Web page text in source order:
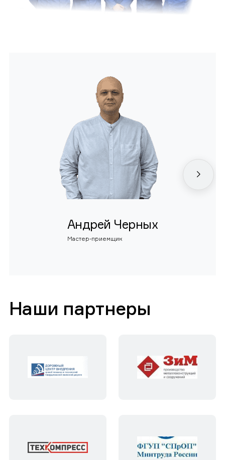
Андрей Черных
Мастер-приемщик
Наши партнеры